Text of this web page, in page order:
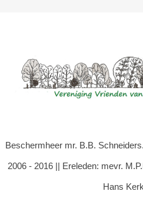
Beschermheer mr. B.B.
2006 - 2016 || Ereleden: mevr.
Hans